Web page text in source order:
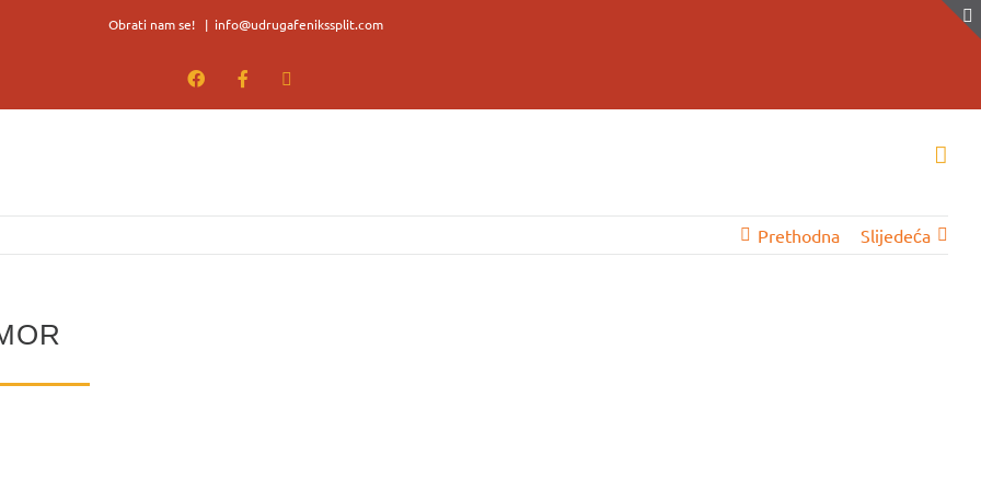
Obrati nam se! | info@udrugafenikssplit.com
FacebookFacebook
Prethodna Slijedeća